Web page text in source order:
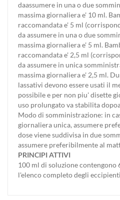
daassumere in una o due
massima giornaliera e' 10 ml.
raccomandata e' 5 ml
da assumere in una o due
massima giornaliera e' 5 ml.
raccomandata e' 2,5 ml
da assumere in unica
massima giornaliera e' 2,5 ml.
lassativi devono essere usati il
possibile e per non piu' disette
uso prolungato va stabilita
Modo di somministrazione: in
giornaliera unica, assumere
dose viene suddivisa in due
assumere preferibilmente al
PRINCIPI ATTIVI
100 ml di soluzione contengono
l'elenco completo degli